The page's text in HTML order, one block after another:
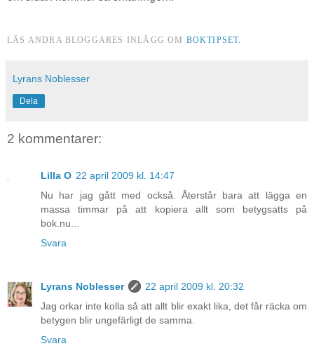
LÄS ANDRA BLOGGARES INLÄGG OM BOKTIPSET.
Lyrans Noblesser
Dela
2 kommentarer:
Lilla O 22 april 2009 kl. 14:47
Nu har jag gått med också. Återstår bara att lägga en
massa timmar på att kopiera allt som betygsatts på
bok.nu...
Svara
Lyrans Noblesser
22 april 2009 kl. 20:32
Jag orkar inte kolla så att allt blir exakt lika, det får räcka om
betygen blir ungefärligt de samma.
Svara